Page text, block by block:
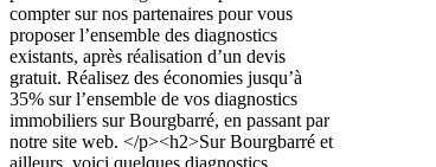
compter sur nos partenaires pour vous
proposer l’ensemble des diagnostics
existants, après réalisation d’un devis
gratuit. Réalisez des économies jusqu’à
35% sur l’ensemble de vos diagnostics
immobiliers sur Bourgbarré, en passant par
notre site web. </p><h2>Sur Bourgbarré et
ailleurs, voici quelques diagnostics